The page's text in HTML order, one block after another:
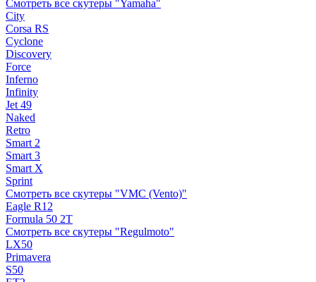
Смотреть все скутеры "Yamaha"
City
Corsa RS
Cyclone
Discovery
Force
Inferno
Infinity
Jet 49
Naked
Retro
Smart 2
Smart 3
Smart X
Sprint
Смотреть все скутеры "VMC (Vento)"
Eagle R12
Formula 50 2Т
Смотреть все скутеры "Regulmoto"
LX50
Primavera
S50